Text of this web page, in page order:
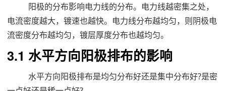
阳极的分布影响电力线的分布。电力线越密集之处，
电流密度越大，镀速也越快。电力线分布越均匀，则阴极电
流密度分布越均匀，镀层厚度分布也越均匀。
3.1 水平方向阳极排布的影响
水平方向阳极排布是均匀分布好还是集中分布好?是密